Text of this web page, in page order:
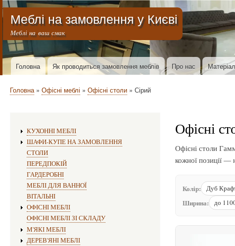
Меню облікового запису користувача
Меблі на замовлення у Києві
Меблі на ваш смак
Основна навіґація
Головна Як проводиться замовлення меблів Про нас
Рядок навіґації
Головна Офісні меблі Офісні столи Сірий
Офісні
Офісні столи
кожної позиції —
Колір: Дуб
Ширина: до
КУХОННІ МЕБЛІ
ШАФИ-КУПЕ НА ЗАМОВЛЕННЯ
СТОЛИ
ПЕРЕДПОКІЙ
ГАРДЕРОБНІ
МЕБЛІ ДЛЯ ВАННОЇ
ВІТАЛЬНІ
ОФІСНІ МЕБЛІ
ОФІСНІ МЕБЛІ ЗІ СКЛАДУ
М'ЯКІ МЕБЛІ
ДЕРЕВ'ЯНІ МЕБЛІ